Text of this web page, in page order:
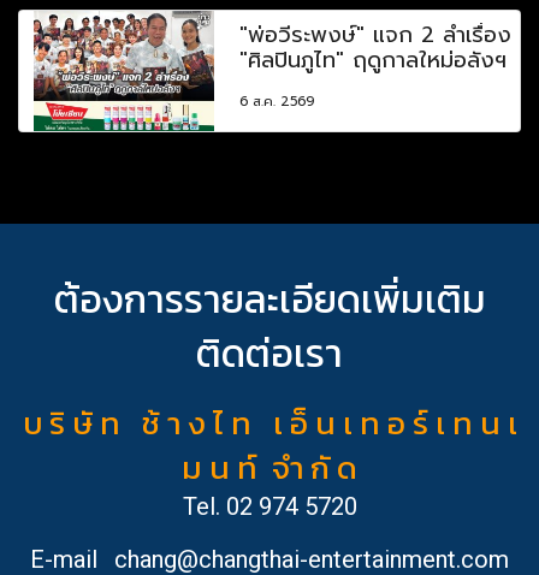
"พ่อวีระพงษ์" แจก 2 ลำเรื่อง
"ศิลปินภูไท" ฤดูกาลใหม่อลังฯ
6 ส.ค. 2569
ต้องการรายละเอียดเพิ่มเติม
ติดต่อเรา
บ ริ ษั ท ช้ า ง ไ ท เ อ็ น เ ท อ ร์ เ ท น เ
ม น ท์ จำ กั ด
Tel. 02 974 5720
E-mail
chang@changthai-entertainment.com